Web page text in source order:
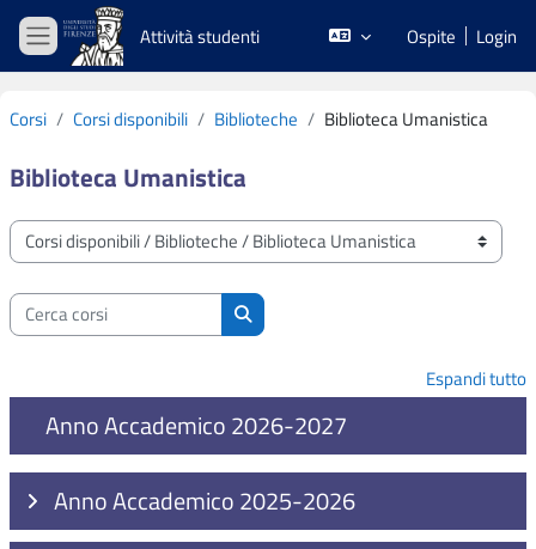
Vai al contenuto principale
Pannello laterale
Attività studenti Ospite Login
Corsi Corsi disponibili Biblioteche Biblioteca Umanistica
Biblioteca Umanistica
Categorie di corso
Cerca corsi
Cerca corsi
Espandi tutto
Anno Accademico 2026-2027
Anno Accademico 2025-2026